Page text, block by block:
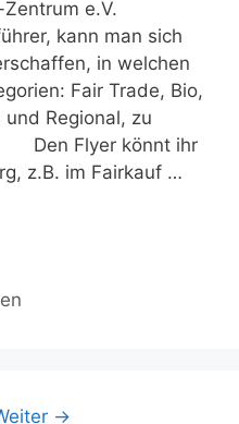
e.V.
kann man sich
in welchen
Fair Trade, Bio,
Regional, zu
Flyer könnt ihr
z.B. im Fairkauf …
→